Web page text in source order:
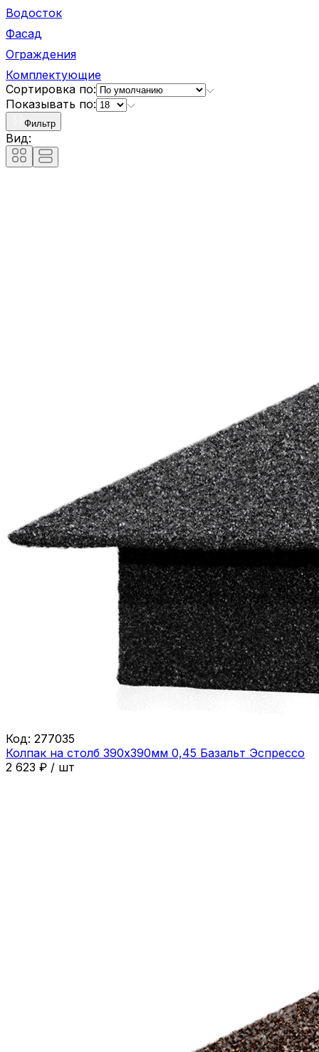
Водосток
Фасад
Ограждения
Комплектующие
Сортировка по:
Показывать по:
Фильтр
Вид:
Код: 277035
Колпак на столб 390х390мм 0,45 Базальт Эспрессо
2 623 ₽ / шт